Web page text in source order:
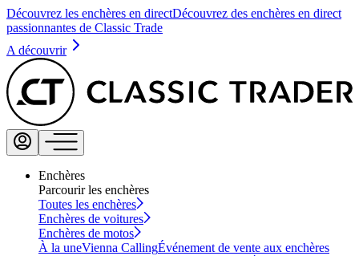
Découvrez les enchères en directDécouvrez des enchères en direct
passionnantes de Classic Trade
A découvrir
Enchères
Parcourir les enchères
Toutes les enchères
Enchères de voitures
Enchères de motos
À la uneVienna CallingÉvénement de vente aux enchères